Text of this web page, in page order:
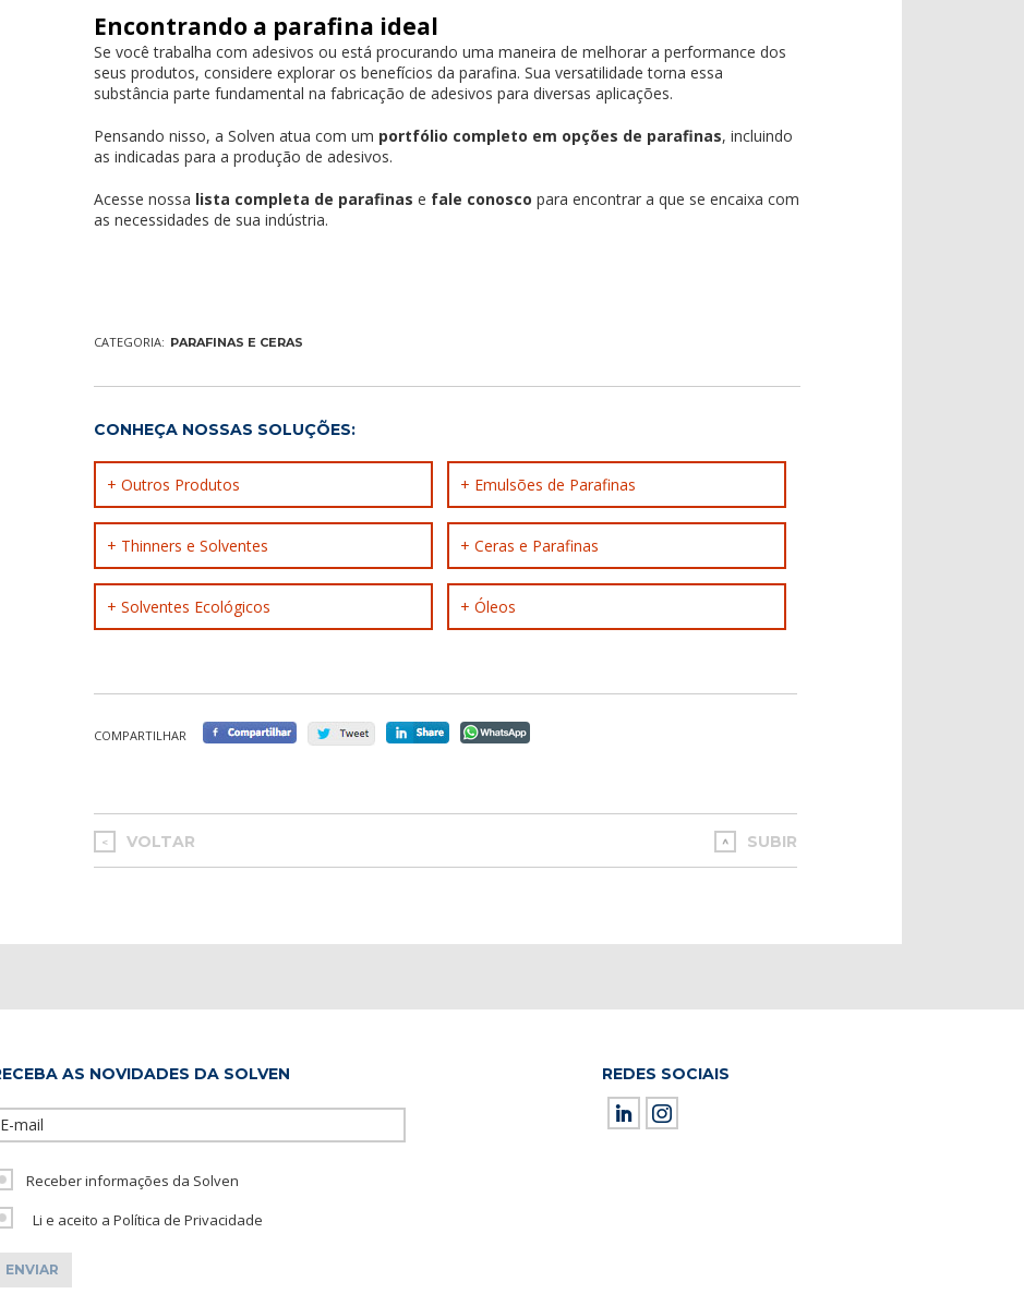
Encontrando a parafina ideal
Se você trabalha com adesivos ou está procurando uma maneira de melhorar a performance dos
seus produtos, considere explorar os benefícios da parafina. Sua versatilidade torna essa
substância parte fundamental na fabricação de adesivos para diversas aplicações.
Pensando nisso, a Solven atua com um portfólio completo em opções de parafinas, incluindo
as indicadas para a produção de adesivos.
Acesse nossa lista completa de parafinas e fale conosco para encontrar a que se encaixa com
as necessidades de sua indústria.
CATEGORIA: PARAFINAS E CERAS
CONHEÇA NOSSAS SOLUÇÕES:
+ Outros Produtos + Emulsões de Parafinas
+ Thinners e Solventes + Ceras e Parafinas
+ Solventes Ecológicos + Óleos
COMPARTILHAR
< VOLTAR SUBIR
AS NOVIDADES DA SOLVEN
Receber informações da Solven
Li e aceito a Política de Privacidade
REDES SOCIAIS